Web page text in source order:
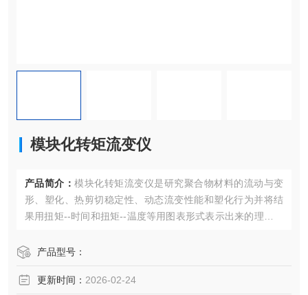
模块化转矩流变仪
产品简介： 模块化转矩流变仪是研究聚合物材料的流动与变
形、塑化、热剪切稳定性、动态流变性能和塑化行为并将结
果用扭矩--时间和扭矩--温度等用图表形式表示出来的理想设
体的硫化，材料的动态稳定性以及螺杆转速对体系加工性能
中混炼、挤出过程，获得一系列数据来指导现实中对配方的
产品型号：
更新时间： 2026-02-24